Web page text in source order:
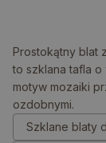
0.00 zł
Prostokątny blat
to szklana tafla
motyw mozaiki
ozdobnymi.
Szklane blaty